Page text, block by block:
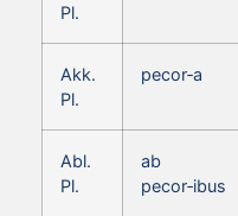
Pl.
Akk.
Pl.
pecor‑a
Abl.
Pl.
ab
pecor‑ibus